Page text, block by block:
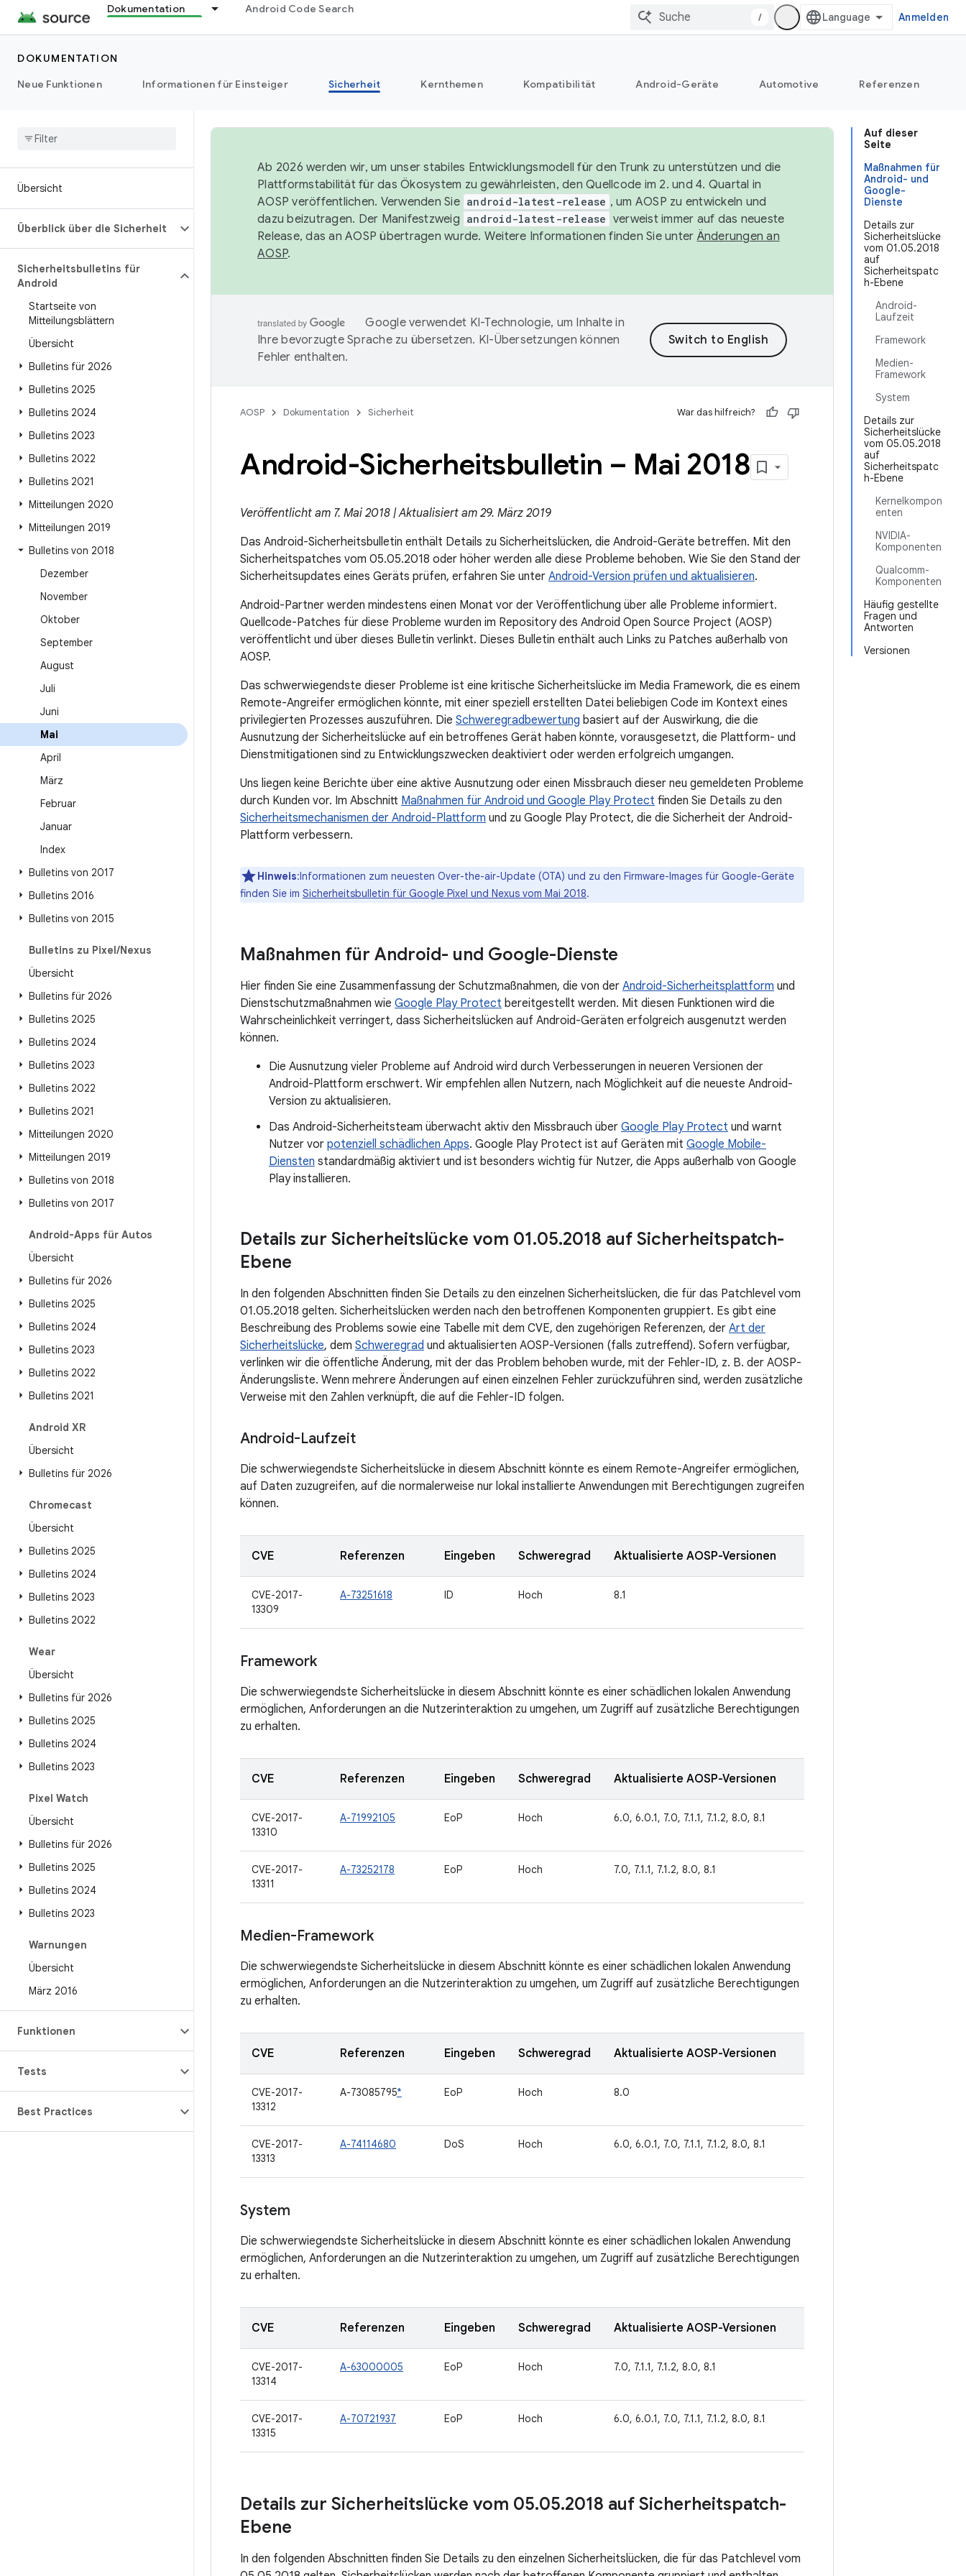
Dokumentation Android Code Search
/ Anmelden
DOKUMENTATION
Neue Funktionen
Informationen für Einsteiger Sicherheit Kernthemen Kompatibilität Android-Geräte Automotive Referenzen
Übersicht
Überblick über die Sicherheit
Sicherheitsbulletins für
Android
Startseite von
Mitteilungsblättern
Übersicht
Bulletins für 2026
Bulletins 2025
Bulletins 2024
Bulletins 2023
Bulletins 2022
Bulletins 2021
Mitteilungen 2020
Mitteilungen 2019
Bulletins von 2018
Dezember
November
Oktober
September
August
Juli
Juni
Mai
April
März
Februar
Januar
Index
Bulletins von 2017
Bulletins 2016
Bulletins von 2015
Bulletins zu Pixel/Nexus
Übersicht
Bulletins für 2026
Bulletins 2025
Bulletins 2024
Bulletins 2023
Bulletins 2022
Bulletins 2021
Mitteilungen 2020
Mitteilungen 2019
Bulletins von 2018
Bulletins von 2017
Android-Apps für Autos
Übersicht
Bulletins für 2026
Bulletins 2025
Bulletins 2024
Bulletins 2023
Bulletins 2022
Bulletins 2021
Android XR
Übersicht
Bulletins für 2026
Chromecast
Übersicht
Bulletins 2025
Bulletins 2024
Bulletins 2023
Bulletins 2022
Wear
Übersicht
Bulletins für 2026
Bulletins 2025
Bulletins 2024
Bulletins 2023
Pixel Watch
Übersicht
Bulletins für 2026
Bulletins 2025
Bulletins 2024
Bulletins 2023
Warnungen
Übersicht
März 2016
Funktionen
Tests
Best Practices
Auf dieser
Seite
Maßnahmen für
Android- und
Google-
Dienste
Details zur
Sicherheitslücke
vom 01.05.2018
auf
Sicherheitspatc
h-Ebene
Android-
Laufzeit
Framework
Medien-
Framework
System
Details zur
Sicherheitslücke
vom 05.05.2018
auf
Sicherheitspatc
h-Ebene
Kernelkompon
enten
NVIDIA-
Komponenten
Qualcomm-
Komponenten
Häufig gestellte
Fragen und
Antworten
Versionen
Ab 2026 werden wir, um unser stabiles Entwicklungsmodell für den Trunk zu unterstützen und die
Plattformstabilität für das Ökosystem zu gewährleisten, den Quellcode im 2. und 4. Quartal in
AOSP veröffentlichen. Verwenden Sie android-latest-release , um AOSP zu entwickeln und
dazu beizutragen. Der Manifestzweig android-latest-release verweist immer auf das neueste
Release, das an AOSP übertragen wurde. Weitere Informationen finden Sie unter Änderungen an
AOSP.
Google verwendet KI-Technologie, um Inhalte in
Ihre bevorzugte Sprache zu übersetzen. KI-Übersetzungen können
Fehler enthalten.
AOSP Dokumentation Sicherheit War das hilfreich?
Android-Sicherheitsbulletin – Mai 2018
Veröffentlicht am 7. Mai 2018 | Aktualisiert am 29. März 2019
Das Android-Sicherheitsbulletin enthält Details zu Sicherheitslücken, die Android-Geräte betreffen. Mit den
Sicherheitspatches vom 05.05.2018 oder höher werden alle diese Probleme behoben. Wie Sie den Stand der
Sicherheitsupdates eines Geräts prüfen, erfahren Sie unter Android-Version prüfen und aktualisieren.
Android-Partner werden mindestens einen Monat vor der Veröffentlichung über alle Probleme informiert.
Quellcode-Patches für diese Probleme wurden im Repository des Android Open Source Project (AOSP)
veröffentlicht und über dieses Bulletin verlinkt. Dieses Bulletin enthält auch Links zu Patches außerhalb von
AOSP.
Das schwerwiegendste dieser Probleme ist eine kritische Sicherheitslücke im Media Framework, die es einem
Remote-Angreifer ermöglichen könnte, mit einer speziell erstellten Datei beliebigen Code im Kontext eines
privilegierten Prozesses auszuführen. Die Schweregradbewertung basiert auf der Auswirkung, die die
Ausnutzung der Sicherheitslücke auf ein betroffenes Gerät haben könnte, vorausgesetzt, die Plattform- und
Dienstmitigationen sind zu Entwicklungszwecken deaktiviert oder werden erfolgreich umgangen.
Uns liegen keine Berichte über eine aktive Ausnutzung oder einen Missbrauch dieser neu gemeldeten Probleme
durch Kunden vor. Im Abschnitt Maßnahmen für Android und Google Play Protect finden Sie Details zu den
Sicherheitsmechanismen der Android-Plattform und zu Google Play Protect, die die Sicherheit der Android-
Plattform verbessern.
Hinweis:Informationen zum neuesten Over-the-air-Update (OTA) und zu den Firmware-Images für Google-Geräte
finden Sie im Sicherheitsbulletin für Google Pixel und Nexus vom Mai 2018.
Maßnahmen für Android- und Google-Dienste
Hier finden Sie eine Zusammenfassung der Schutzmaßnahmen, die von der Android-Sicherheitsplattform und
Dienstschutzmaßnahmen wie Google Play Protect bereitgestellt werden. Mit diesen Funktionen wird die
Wahrscheinlichkeit verringert, dass Sicherheitslücken auf Android-Geräten erfolgreich ausgenutzt werden
können.
Die Ausnutzung vieler Probleme auf Android wird durch Verbesserungen in neueren Versionen der
Android-Plattform erschwert. Wir empfehlen allen Nutzern, nach Möglichkeit auf die neueste Android-
Version zu aktualisieren.
Das Android-Sicherheitsteam überwacht aktiv den Missbrauch über Google Play Protect und warnt
Nutzer vor potenziell schädlichen Apps. Google Play Protect ist auf Geräten mit Google Mobile-
Diensten standardmäßig aktiviert und ist besonders wichtig für Nutzer, die Apps außerhalb von Google
Play installieren.
Details zur Sicherheitslücke vom 01.05.2018 auf Sicherheitspatch-
Ebene
In den folgenden Abschnitten finden Sie Details zu den einzelnen Sicherheitslücken, die für das Patchlevel vom
01.05.2018 gelten. Sicherheitslücken werden nach den betroffenen Komponenten gruppiert. Es gibt eine
Beschreibung des Problems sowie eine Tabelle mit dem CVE, den zugehörigen Referenzen, der Art der
Sicherheitslücke, dem Schweregrad und aktualisierten AOSP-Versionen (falls zutreffend). Sofern verfügbar,
verlinken wir die öffentliche Änderung, mit der das Problem behoben wurde, mit der Fehler-ID, z. B. der AOSP-
Änderungsliste. Wenn mehrere Änderungen auf einen einzelnen Fehler zurückzuführen sind, werden zusätzliche
Verweise mit den Zahlen verknüpft, die auf die Fehler-ID folgen.
Android-Laufzeit
Die schwerwiegendste Sicherheitslücke in diesem Abschnitt könnte es einem Remote-Angreifer ermöglichen,
auf Daten zuzugreifen, auf die normalerweise nur lokal installierte Anwendungen mit Berechtigungen zugreifen
können.
CVE Referenzen Eingeben Schweregrad Aktualisierte AOSP-Versionen
CVE-2017-
13309
A-73251618 ID Hoch 8.1
Framework
Die schwerwiegendste Sicherheitslücke in diesem Abschnitt könnte es einer schädlichen lokalen Anwendung
ermöglichen, Anforderungen an die Nutzerinteraktion zu umgehen, um Zugriff auf zusätzliche Berechtigungen
zu erhalten.
CVE Referenzen Eingeben Schweregrad Aktualisierte AOSP-Versionen
CVE-2017-
13310
A-71992105 EoP Hoch 6.0, 6.0.1, 7.0, 7.1.1, 7.1.2, 8.0, 8.1
CVE-2017-
13311
A-73252178 EoP Hoch 7.0, 7.1.1, 7.1.2, 8.0, 8.1
Medien-Framework
Die schwerwiegendste Sicherheitslücke in diesem Abschnitt könnte es einer schädlichen lokalen Anwendung
ermöglichen, Anforderungen an die Nutzerinteraktion zu umgehen, um Zugriff auf zusätzliche Berechtigungen
zu erhalten.
CVE Referenzen Eingeben Schweregrad Aktualisierte AOSP-Versionen
CVE-2017-
13312
A-73085795* EoP Hoch 8.0
CVE-2017-
13313
A-74114680 DoS Hoch 6.0, 6.0.1, 7.0, 7.1.1, 7.1.2, 8.0, 8.1
System
Die schwerwiegendste Sicherheitslücke in diesem Abschnitt könnte es einer schädlichen lokalen Anwendung
ermöglichen, Anforderungen an die Nutzerinteraktion zu umgehen, um Zugriff auf zusätzliche Berechtigungen
zu erhalten.
CVE Referenzen Eingeben Schweregrad Aktualisierte AOSP-Versionen
CVE-2017-
13314
A-63000005 EoP Hoch 7.0, 7.1.1, 7.1.2, 8.0, 8.1
CVE-2017-
13315
A-70721937 EoP Hoch 6.0, 6.0.1, 7.0, 7.1.1, 7.1.2, 8.0, 8.1
Details zur Sicherheitslücke vom 05.05.2018 auf Sicherheitspatch-
Ebene
In den folgenden Abschnitten finden Sie Details zu den einzelnen Sicherheitslücken, die für das Patchlevel vom